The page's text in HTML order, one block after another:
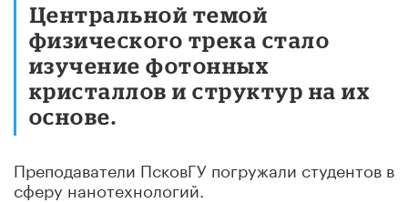
Центральной темой
физического трека стало
изучение фотонных
кристаллов и структур на их
основе.
Преподаватели ПсковГУ погружали студентов в
сферу нанотехнологий.